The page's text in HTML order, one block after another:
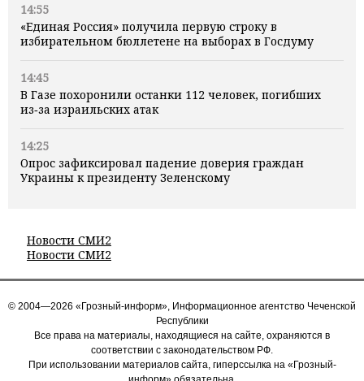
14:55
«Единая Россия» получила первую строку в
избирательном бюллетене на выборах в Госдуму
14:45
В Газе похоронили останки 112 человек, погибших
из‑за израильских атак
14:25
Опрос зафиксировал падение доверия граждан
Украины к президенту Зеленскому
Новости СМИ2
Новости СМИ2
© 2004—2026 «Грозный-информ», Информационное агентство Чеченской
Республики
Все права на материалы, находящиеся на сайте, охраняются в
соответствии с законодательством РФ.
При использовании материалов сайта, гиперссылка на «Грозный-